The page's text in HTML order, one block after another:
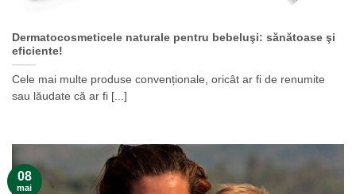
Dermatocosmeticele naturale pentru bebeluşi: sănătoase şi
eficiente!
Cele mai multe produse convenționale, oricât ar fi de renumite
sau lăudate că ar fi [...]
08
mai